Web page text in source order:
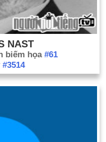
NAST
biếm họa #61
#3514